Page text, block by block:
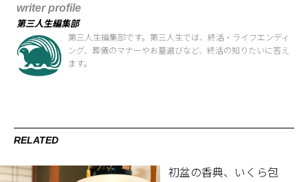
writer profile
第三人生編集部
第三人生編集部です。第三人生では、終活・ライフエンディ
ング、葬儀のマナーやお墓選びなど、終活の知りたいに答え
ます。
RELATED
初盆の香典、いくら包